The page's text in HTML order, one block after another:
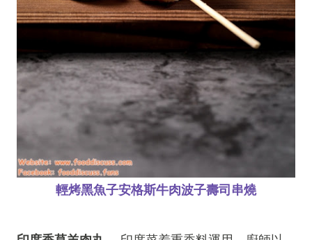
輕烤黑魚子安格斯牛肉波子壽司串燒